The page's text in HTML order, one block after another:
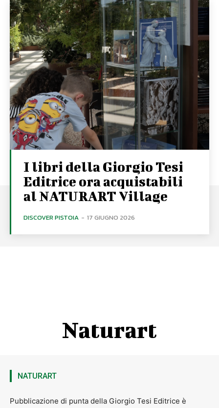
I libri della Giorgio Tesi
Editrice ora acquistabili
al NATURART Village
DISCOVER PISTOIA - 17 GIUGNO 2026
Naturart
NATURART
Pubblicazione di punta della Giorgio Tesi Editrice è